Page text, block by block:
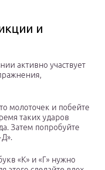
и
активно участвует
молоточек и побейте
таких ударов
Затем попробуйте
«К» и «Г» нужно